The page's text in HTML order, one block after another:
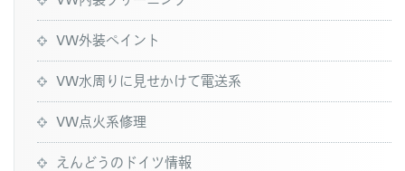
VW外装ペイント
VW水周りに見せかけて電送系
VW点火系修理
えんどうのドイツ情報